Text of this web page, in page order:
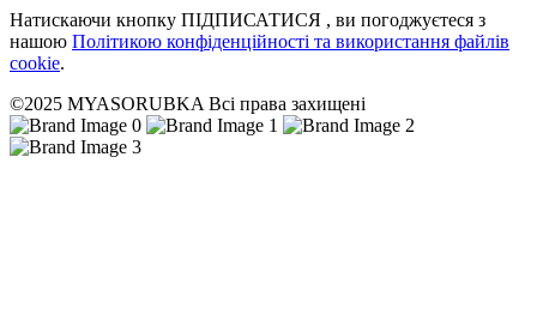
Натискаючи кнопку ПІДПИСАТИСЯ , ви погоджуєтеся з
нашою Політикою конфіденційності та використання файлів
cookie.
©2025 MYASORUBKA Всі права захищені